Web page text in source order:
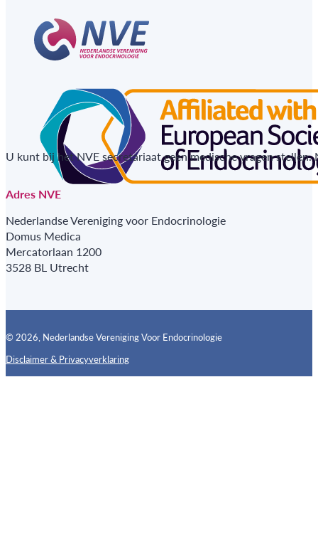
U kunt bij het NVE secretariaat geen medische vragen
Adres NVE
Nederlandse Vereniging voor Endocrinologie
Domus Medica
Mercatorlaan 1200
3528 BL Utrecht
© 2026, Nederlandse Vereniging Voor Endocrinologie
Disclaimer & PrivacyverklaringFollow us on X